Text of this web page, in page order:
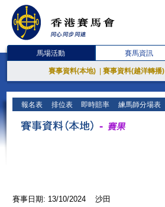
馬場活動 賽馬資訊
賽事資料(本地) 賽事資料(越洋轉播)
報名表 排位表 即時賠率 練馬師分場表
賽事日期: 13/10/2024 沙田